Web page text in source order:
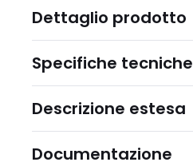
Dettaglio prodotto
Specifiche tecniche
Descrizione estesa
Documentazione